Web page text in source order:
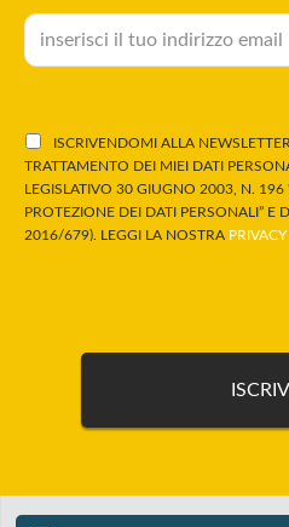
ISCRIVENDOMI ALLA
TRATTAMENTO DEI MIEI DATI
LEGISLATIVO 30 GIUGNO 2003, N. 196
PROTEZIONE DEI DATI PERSONALI” E
2016/679). LEGGI LA NOSTRA